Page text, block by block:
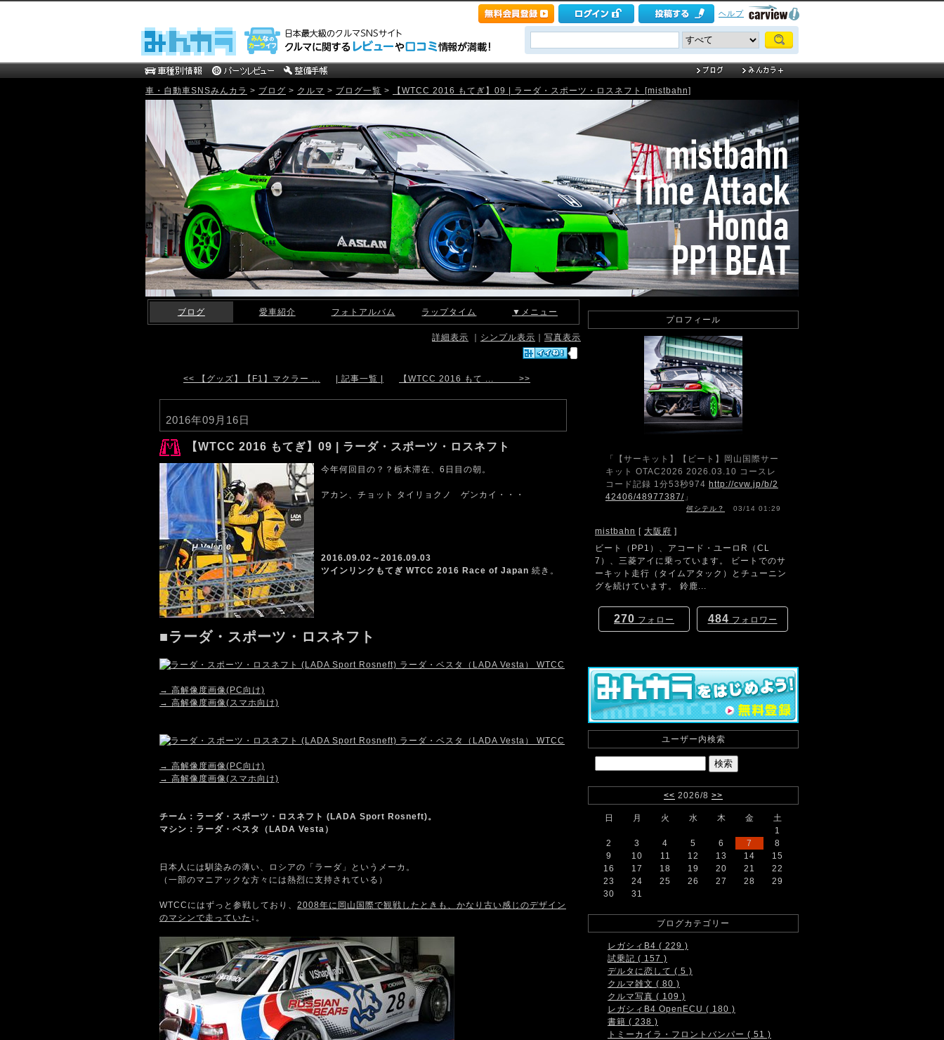
ヘルプ
車・自動車SNSみんカラ > ブログ > クルマ > ブログ一覧 > 【WTCC 2016 もてぎ】09 | ラーダ・スポーツ・ロスネフト [mistbahn]
mistbahn MOTOR WEB Blog
ブログ 愛車紹介 フォトアルバム ラップタイム ▼メニュー
詳細表示 シンプル表示 写真表示
<< 【グッズ】【F1】マクラー ... | 記事一覧 | 【WTCC 2016 もて ... >>
2016年09月16日
【WTCC 2016 もてぎ】09 | ラーダ・スポーツ・ロスネフト
今年何回目の？？栃木滞在、6日目の朝。
アカン、チョット タイリョクノ ゲンカイ・・・
2016.09.02～2016.09.03
ツインリンクもてぎ WTCC 2016 Race of Japan 続き。
■ラーダ・スポーツ・ロスネフト
→ 高解像度画像(PC向け)
→ 高解像度画像(スマホ向け)
→ 高解像度画像(PC向け)
→ 高解像度画像(スマホ向け)
チーム：ラーダ・スポーツ・ロスネフト (LADA Sport Rosneft)。
マシン：ラーダ・ベスタ（LADA Vesta）
日本人には馴染みの薄い、ロシアの「ラーダ」というメーカ。
（一部のマニアックな方々には熱烈に支持されている）
WTCCにはずっと参戦しており、 2008年に岡山国際で観戦したときも、かなり古い感じのデザイン
のマシンで走っていた ↓。
プロフィール
「【サーキット】【ビート】岡山国際サー
キット OTAC2026 2026.03.10 コースレ
コード記録 1分53秒974 http://cvw.jp/b/2
42406/48977387/ 」
何シテル？ 03/14 01:29
mistbahn [ 大阪府 ]
ビート（PP1）、アコード・ユーロR（CL
7）、三菱アイに乗っています。 ビートでのサ
ーキット走行（タイムアタック）とチューニン
グを続けています。 鈴鹿...
270 フォロー 484 フォロワー
ユーザー内検索
<< 2026/8 >>
日 月 火 水 木 金
土
1
2
3 4 5 6 7
8
9
10 11 12 13 14
15
16
17 18 19 20 21
22
23
24 25 26 27 28
29
30
31
ブログカテゴリー
レガシィB4 ( 229 )
試乗記 ( 157 )
デルタに恋して ( 5 )
クルマ雑文 ( 80 )
クルマ写真 ( 109 )
レガシィB4 OpenECU ( 180 )
書籍 ( 238 )
トミーカイラ・フロントバンパー ( 51 )